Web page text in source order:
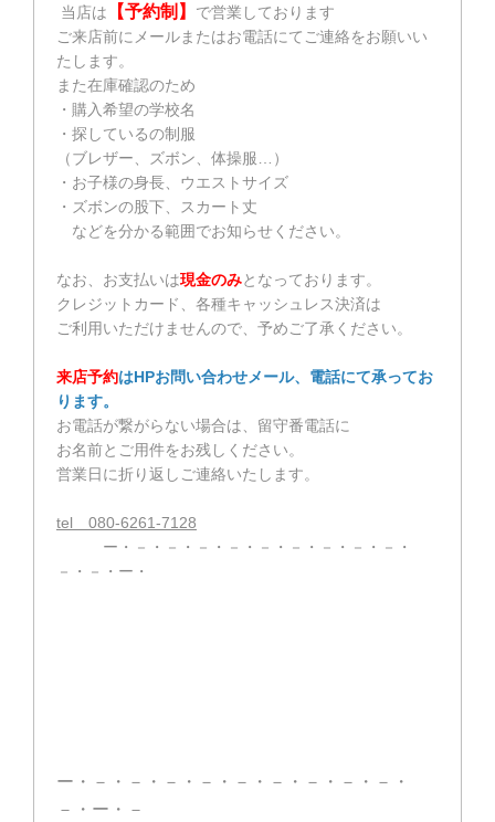
当店は 【予約制】 で営業しております
ご来店前にメールまたはお電話にてご連絡をお願いい
たします。
また在庫確認のため
・購入希望の学校名
・探しているの制服
（ブレザー、ズボン、体操服…）
・お子様の身長、ウエストサイズ
・ズボンの股下、スカート丈
などを分かる範囲でお知らせください。
なお、お支払いは現金のみとなっております。
クレジットカード、各種キャッシュレス決済は
ご利用いただけませんので、予めご了承ください。
来店予約はHPお問い合わせメール、電話にて承ってお
ります。
お電話が繋がらない場合は、留守番電話に
お名前とご用件をお残しください。
営業日に折り返しご連絡いたします。
tel 080-6261-7128
ー・－・－・－・－・－・－・－・－・－・
－・－・ー・
ー・－・－・－・－・－・－・－・－・－・
－・ー・－